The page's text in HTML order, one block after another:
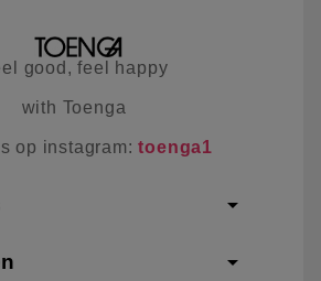
good, feel happy
with Toenga
op instagram:toenga1
arrow_drop_down
arrow_drop_down